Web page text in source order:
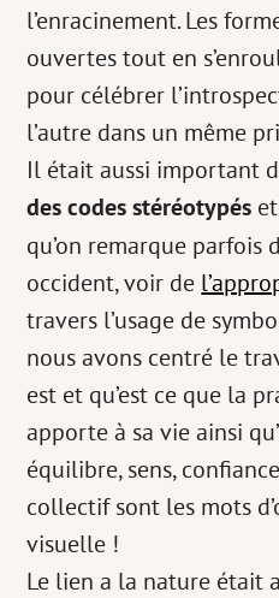
l’enracinement. Les
ouvertes tout en
pour célébrer
l’autre dans un même
Il était aussi important
des codes stéréotypés
qu’on remarque parfois
occident, voir de
travers l’usage de
nous avons centré le
est et qu’est ce que la
apporte à sa vie ainsi
équilibre, sens,
collectif sont les mots
visuelle !
Le lien a la nature était